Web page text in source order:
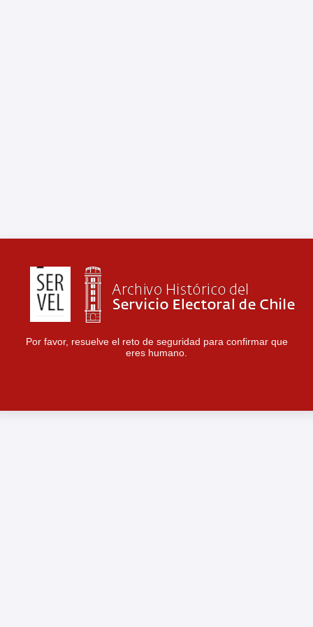
Por favor, resuelve el reto de seguridad para confirmar que
eres humano.